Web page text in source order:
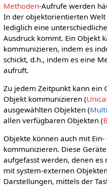
Methoden-Aufrufe werden
In der objektorientierten
lediglich eine
Ausdruck kommt. Ein Objekt
kommunizieren, indem es
schickt, d.h., indem es eine
aufruft.
Zu jedem Zeitpunkt kann ein
Objekt kommunizieren (
ausgewählten Objekten (
allen verfügbaren Objekten (
Objekte können auch mit
kommunizieren. Diese
aufgefasst werden, denen es
mit system-externen
Darstellungen, mittels der